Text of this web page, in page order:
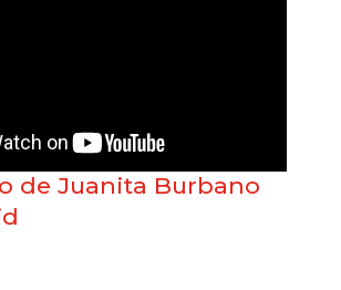
de Juanita Burbano